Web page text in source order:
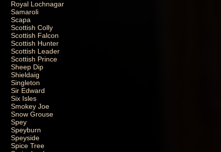
Royal Lochnagar
Samaroli
Scapa
Scottish Colly
Scottish Falcon
Scottish Hunter
Scottish Leader
Scottish Prince
Sheep Dip
Shieldaig
Singleton
Sir Edward
Six Isles
Smokey Joe
Snow Grouse
Spey
Speyburn
Speyside
Spice Tree